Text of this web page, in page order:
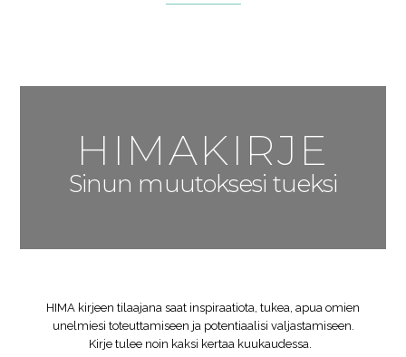
HIMAKIRJE
Sinun muutoksesi tueksi
HIMA kirjeen tilaajana saat inspiraatiota, tukea, apua omien
unelmiesi toteuttamiseen ja potentiaalisi valjastamiseen.
Kirje tulee noin kaksi kertaa kuukaudessa.